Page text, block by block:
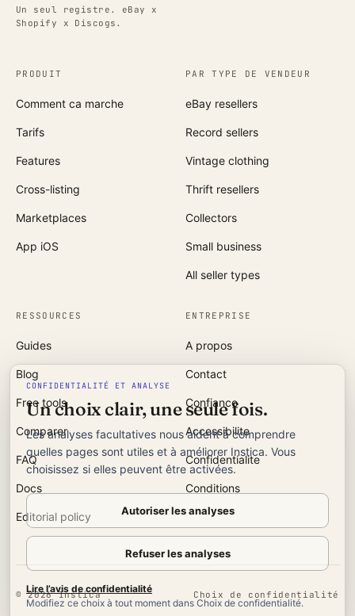
Un seul registre. eBay x
Shopify x Discogs.
PRODUIT
Comment ca marche
Tarifs
Features
Cross-listing
Marketplaces
App iOS
PAR TYPE DE VENDEUR
eBay resellers
Record sellers
Vintage clothing
Thrift resellers
Collectors
Small business
All seller types
RESSOURCES
Guides
Blog
Free tools
Comparer
FAQ
Docs
Editorial policy
ENTREPRISE
A propos
Contact
Confiance
Accessibilite
Confidentialite
Conditions
©2026Instica Choix de confidentialité
CONFIDENTIALITÉ ET ANALYSE
Un choix clair, une seule fois.
Les analyses facultatives nous aident à comprendre
quelles pages sont utiles et à améliorer Instica. Vous
choisissez si elles peuvent être activées.
Autoriser les analyses
Refuser les analyses
Lire l’avis de confidentialité
Modifiez ce choix à tout moment dans Choix de confidentialité.